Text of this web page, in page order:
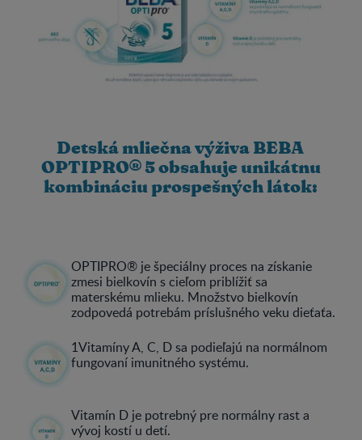
Detská mliečna výživa BEBA
OPTIPRO® 5 obsahuje unikátnu
kombináciu prospešných látok:
OPTIPRO® je špeciálny proces na získanie
zmesi bielkovín s cieľom priblížiť sa
materskému mlieku. Množstvo bielkovín
zodpovedá potrebám príslušného veku dieťaťa.
1Vitamíny A, C, D sa podieľajú na normálnom
fungovaní imunitného systému.
Vitamín D je potrebný pre normálny rast a
vývoj kostí u detí.